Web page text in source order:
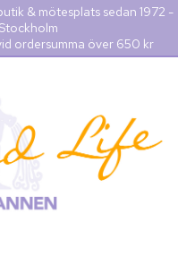
& mötesplats sedan 1972 -
ordersumma över 650 kr